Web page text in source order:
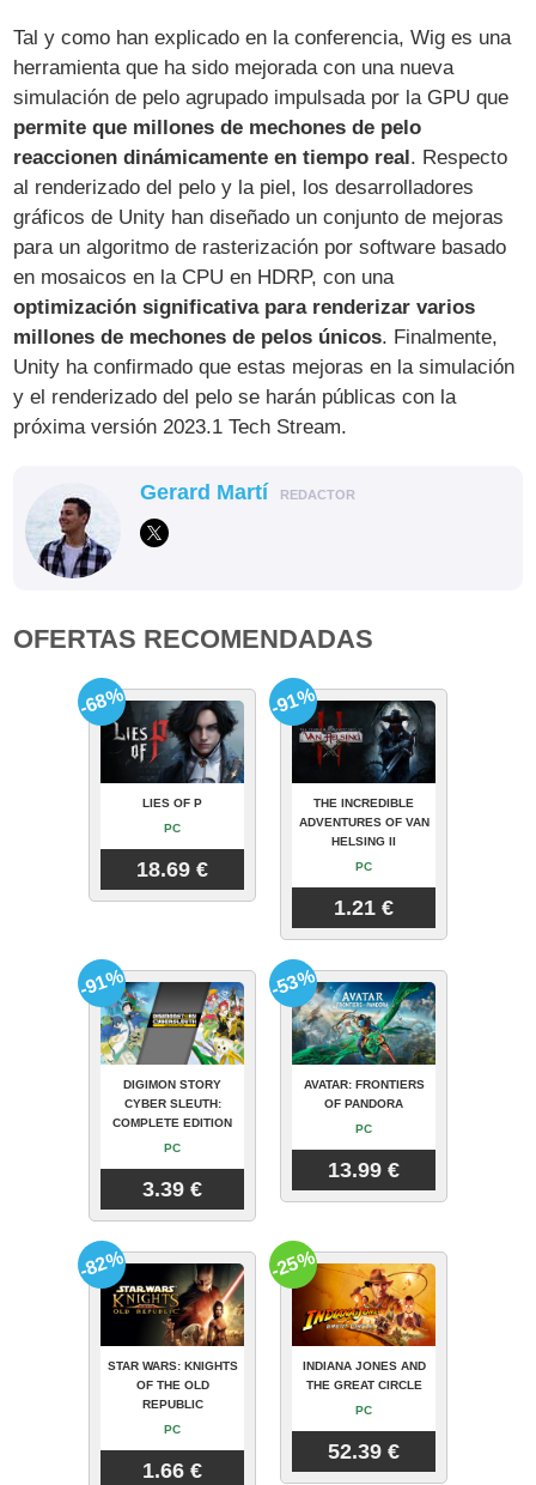
Tal y como han explicado en la conferencia, Wig es una
herramienta que ha sido mejorada con una nueva
simulación de pelo agrupado impulsada por la GPU que
permite que millones de mechones de pelo
reaccionen dinámicamente en tiempo real . Respecto
al renderizado del pelo y la piel, los desarrolladores
gráficos de Unity han diseñado un conjunto de mejoras
para un algoritmo de rasterización por software basado
en mosaicos en la CPU en HDRP, con una
optimización significativa para renderizar varios
millones de mechones de pelos únicos. Finalmente,
Unity ha confirmado que estas mejoras en la simulación
y el renderizado del pelo se harán públicas con la
próxima versión 2023.1 Tech Stream.
Gerard Martí REDACTOR
OFERTAS RECOMENDADAS
LIES OF P
PC
18.69 €
-68%
THE INCREDIBLE
ADVENTURES OF VAN
HELSING II
PC
1.21 €
-91%
DIGIMON STORY
CYBER SLEUTH:
COMPLETE EDITION
PC
3.39 €
-91%
AVATAR: FRONTIERS
OF PANDORA
PC
13.99 €
-53%
STAR WARS: KNIGHTS
OF THE OLD
REPUBLIC
PC
1.66 €
-82%
INDIANA JONES AND
THE GREAT CIRCLE
PC
52.39 €
-25%